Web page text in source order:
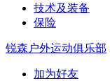
技术及装备
保险
锐森户外运动俱乐部
加为好友